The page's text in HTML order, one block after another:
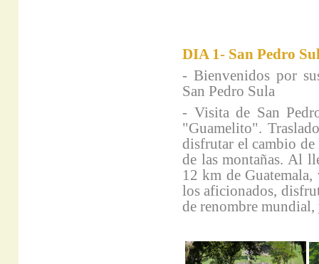
DIA 1- San Pedro
- Bienvenidos por
San Pedro Sula
- Visita de San
"Guamelito".
disfrutar el cambio
de las montañas. Al
12 km de Guatemala,
los aficionados,
de renombre mundial,